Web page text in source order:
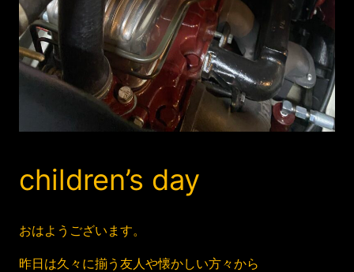
children’s day
おはようございます。
昨日は久々に揃う友人や懐かしい方々から